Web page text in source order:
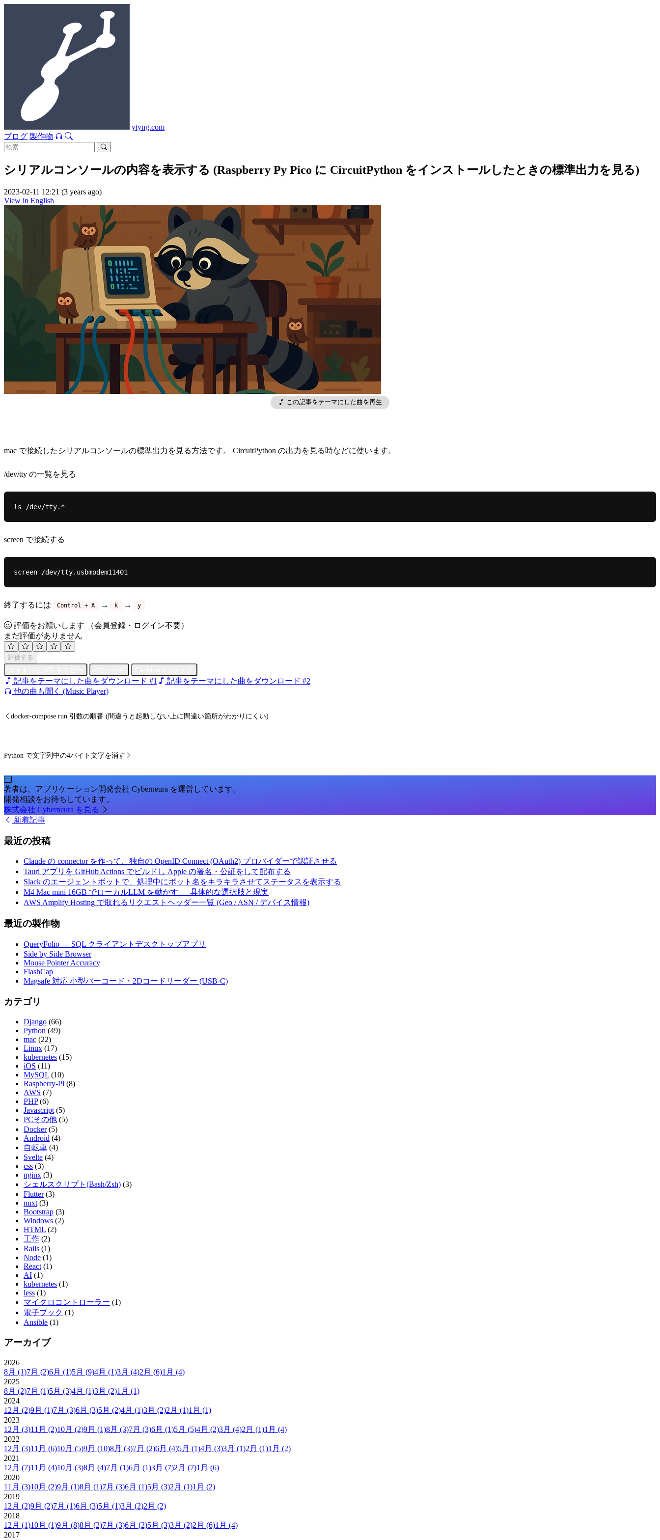
ytyng.com
ブログ 製作物
シリアルコンソールの内容を表示する (Raspberry Py Pico に CircuitPython をインストールしたときの標準出力を見る)
2023-02-11 12:21 (3 years ago)
View in English
この記事をテーマにした曲を再生
mac で接続したシリアルコンソールの標準出力を見る方法です。 CircuitPython の出力を見る時などに使います。
/dev/tty の一覧を見る
screen で接続する
終了するには Control + A → k → y
評価をお願いします
（会員登録・ログイン不要）
まだ評価がありません
評価する
記事をテーマにした曲をダウンロード #1
記事をテーマにした曲をダウンロード #2
他の曲も聞く (Music Player)
docker-compose run 引数の順番 (間違うと起動しない上に間違い箇所がわかりにくい)
Python で文字列中の4バイト文字を消す
著者は、アプリケーション開発会社 Cyberneura を運営しています。
開発相談をお待ちしています。
株式会社 Cyberneura を見る
新着記事
最近の投稿
Claude の connector を作って、独自の OpenID Connect (OAuth2) プロバイダーで認証させる
Tauri アプリを GitHub Actions でビルドし Apple の署名・公証をして配布する
Slack のエージェントボットで、処理中にボット名をキラキラさせてステータスを表示する
M4 Mac mini 16GB でローカルLLM を動かす — 具体的な選択肢と現実
AWS Amplify Hosting で取れるリクエストヘッダー一覧 (Geo / ASN / デバイス情報)
最近の製作物
QueryFolio — SQL クライアントデスクトップアプリ
Side by Side Browser
Mouse Pointer Accuracy
FlashCap
Magsafe 対応 小型バーコード・2Dコードリーダー (USB-C)
カテゴリ
Django (66)
Python (49)
mac (22)
Linux (17)
kubernetes (15)
iOS (11)
MySQL (10)
Raspberry-Pi (8)
AWS (7)
PHP (6)
Javascript (5)
PCその他 (5)
Docker (5)
Android (4)
自転車 (4)
Svelte (4)
css (3)
nginx (3)
シェルスクリプト(Bash/Zsh) (3)
Flutter (3)
nuxt (3)
Bootstrap (3)
Windows (2)
HTML (2)
工作 (2)
Rails (1)
Node (1)
React (1)
AI (1)
kubernetes (1)
less (1)
マイクロコントローラー (1)
電子ブック (1)
Ansible (1)
アーカイブ
2026
8月 (1)7月 (2)6月 (1)5月 (9)4月 (1)3月 (4)2月 (6)1月 (4)
2025
8月 (2)7月 (1)5月 (3)4月 (1)3月 (2)1月 (1)
2024
12月 (2)9月 (1)7月 (3)6月 (3)5月 (2)4月 (1)3月 (2)2月 (1)1月 (1)
2023
12月 (3)11月 (2)10月 (2)9月 (1)8月 (3)7月 (3)6月 (1)5月 (5)4月 (2)3月 (4)2月 (1)1月 (4)
2022
12月 (3)11月 (6)10月 (5)9月 (10)8月 (3)7月 (2)6月 (4)5月 (1)4月 (3)3月 (1)2月 (1)1月 (2)
2021
12月 (7)11月 (4)10月 (3)8月 (4)7月 (1)6月 (1)3月 (7)2月 (7)1月 (6)
2020
11月 (3)10月 (2)9月 (1)8月 (1)7月 (3)6月 (1)5月 (3)2月 (1)1月 (2)
2019
12月 (2)9月 (2)7月 (1)6月 (3)5月 (1)3月 (2)2月 (2)
2018
12月 (1)10月 (1)9月 (8)8月 (2)7月 (3)6月 (2)5月 (3)3月 (2)2月 (6)1月 (4)
2017